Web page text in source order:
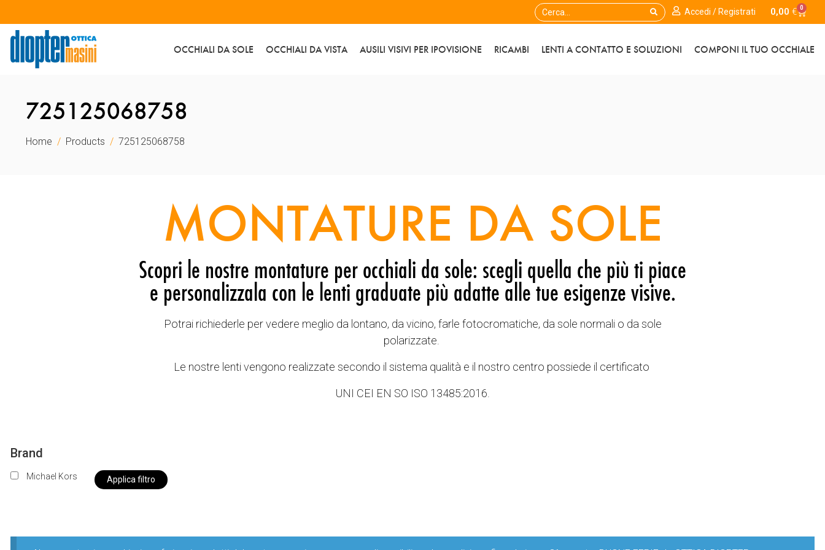
Accedi / Registrati 0,00 € 0
OCCHIALI DA SOLE OCCHIALI DA VISTA AUSILI VISIVI PER IPOVISIONE RICAMBI LENTI A CONTATTO E SOLUZIONI COMPONI IL TUO OCCHIALE
725125068758
Home Products 725125068758
MONTATURE DA SOLE
Scopri le nostre montature per occhiali da sole: scegli quella che più ti piace
e personalizzala con le lenti graduate più adatte alle tue esigenze visive.
Potrai richiederle per vedere meglio da lontano, da vicino, farle fotocromatiche, da sole normali o da sole
polarizzate.
Le nostre lenti vengono realizzate secondo il sistema qualità e il nostro centro possiede il certificato
UNI CEI EN SO ISO 13485:2016.
Brand
Michael Kors Applica filtro